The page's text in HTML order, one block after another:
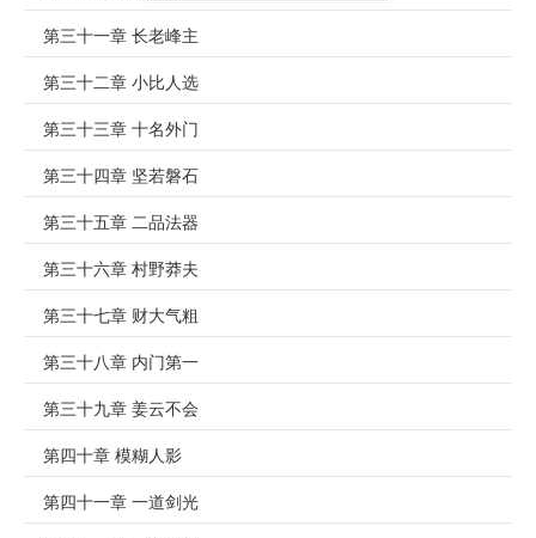
第三十一章 长老峰主
第三十二章 小比人选
第三十三章 十名外门
第三十四章 坚若磐石
第三十五章 二品法器
第三十六章 村野莽夫
第三十七章 财大气粗
第三十八章 内门第一
第三十九章 姜云不会
第四十章 模糊人影
第四十一章 一道剑光